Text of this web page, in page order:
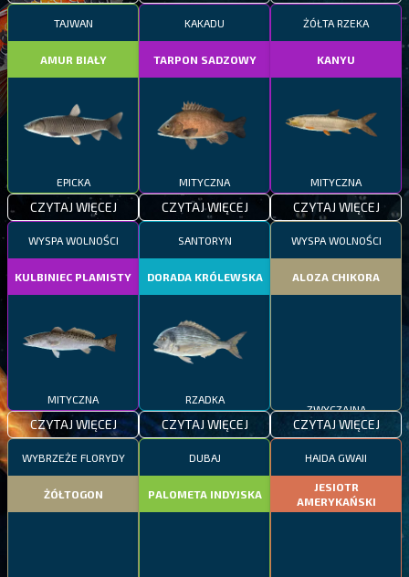
TAJWAN
AMUR BIAŁY
EPICKA
CZYTAJ WIĘCEJ
KAKADU
TARPON SADZOWY
MITYCZNA
CZYTAJ WIĘCEJ
ŻÓŁTA RZEKA
KANYU
MITYCZNA
CZYTAJ WIĘCEJ
WYSPA WOLNOŚCI
KULBINIEC PLAMISTY
MITYCZNA
CZYTAJ WIĘCEJ
SANTORYN
DORADA KRÓLEWSKA
RZADKA
CZYTAJ WIĘCEJ
WYSPA WOLNOŚCI
ALOZA CHIKORA
CZYTAJ WIĘCEJ
WYBRZEŻE FLORYDY
ŻÓŁTOGON
DUBAJ
PALOMETA INDYJSKA
HAIDA GWAII
JESIOTR
AMERYKAŃSKI